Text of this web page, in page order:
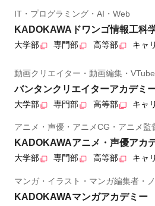
IT・プログラミング・AI・Web
KADOKAWAドワンゴ情報工科
大学部 専門部 高等部 キャ
動画クリエイター・動画編集・
バンタンクリエイターアカデミ
大学部 専門部 高等部 キャ
アニメ・声優・アニメCG・アニメ監
KADOKAWAアニメ・声優アカ
大学部 専門部 高等部 キャ
マンガ・イラスト・マンガ編集者・
KADOKAWAマンガアカデミー